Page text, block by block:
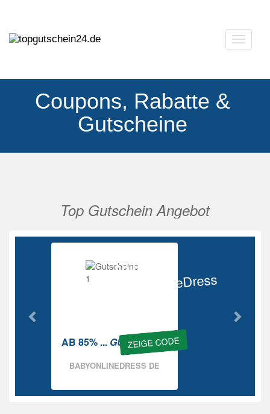
Coupons, Rabatte &
Gutscheine
Top Gutschein Angebot
Ab 85%
BabyOnlineDress
ZEIGE CODE
AB 85% ... GUTSCHEIN
BABYONLINEDRESS DE
Vorherige